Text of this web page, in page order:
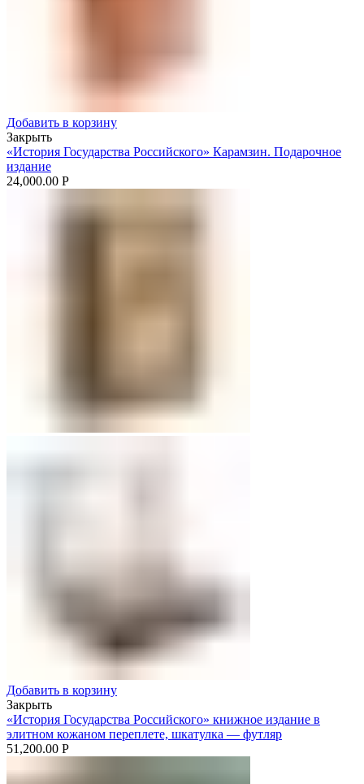
Добавить в корзину
Закрыть
«История Государства Российского» Карамзин. Подарочное
издание
24,000.00 Р
Добавить в корзину
Закрыть
«История Государства Российского» книжное издание в
элитном кожаном переплете, шкатулка — футляр
51,200.00 Р